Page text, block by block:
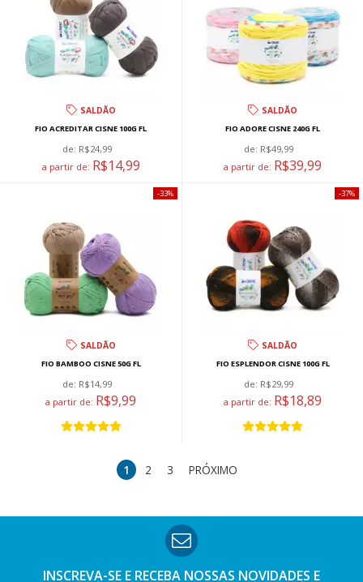
SALDÃO
FIO ACREDITAR CISNE 100G FL
de: R$24,99
a partir de: R$14,99
SALDÃO
FIO ADORE CISNE 240G FL
de: R$49,99
a partir de: R$39,99
SALDÃO
FIO BAMBOO CISNE 50G FL
de: R$14,99
a partir de: R$9,99
33%
SALDÃO
FIO ESPLENDOR CISNE 100G FL
de: R$29,99
a partir de: R$18,89
37%
1 2 3 PRÓXIMO
INSCREVA-SE E RECEBA NOSSAS NOVIDADES E